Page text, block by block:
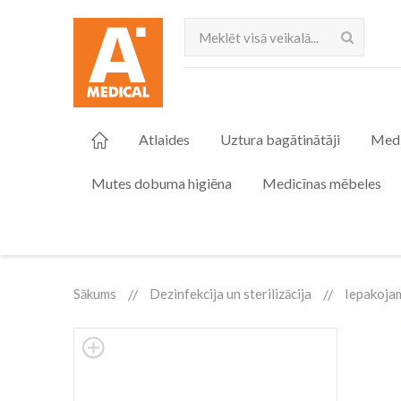
Meklēt
Atlaides Uztura bagātinātāji
Mutes dobuma higiēna Medicīnas mēbeles
Sākums Dezinfekcija un sterilizācija
Skip
to